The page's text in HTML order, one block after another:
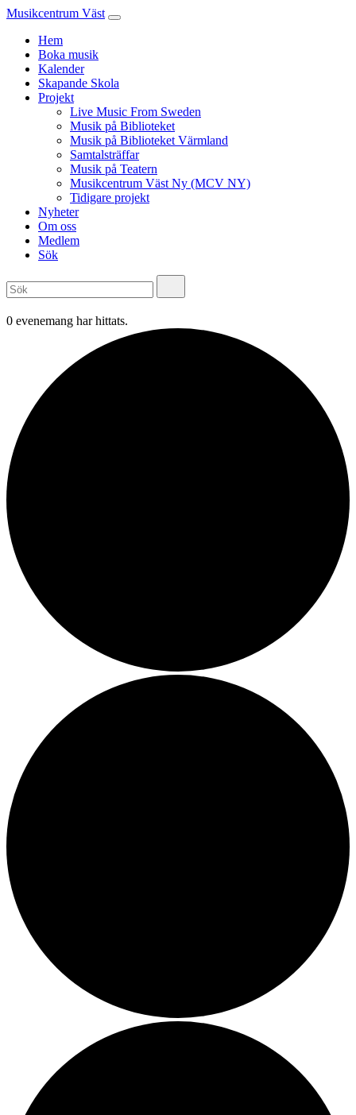
Musikcentrum Väst
Hem
Boka musik
Kalender
Skapande Skola
Projekt
Live Music From Sweden
Musik på Biblioteket
Musik på Biblioteket Värmland
Samtalsträffar
Musik på Teatern
Musikcentrum Väst Ny (MCV NY)
Tidigare projekt
Nyheter
Om oss
Medlem
Sök
0 evenemang har hittats.